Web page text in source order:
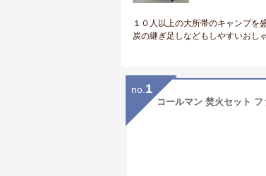
１０人以上の大所帯のキャンプを
炭の継ぎ足しなどもしやすいおし
no. 1